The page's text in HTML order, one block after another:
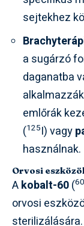
sejtekhez
a sugárzó
daganatba
emlőrák
(125I) vagy
használnak.
Orvosi
Akobalt-60(60
orvosi